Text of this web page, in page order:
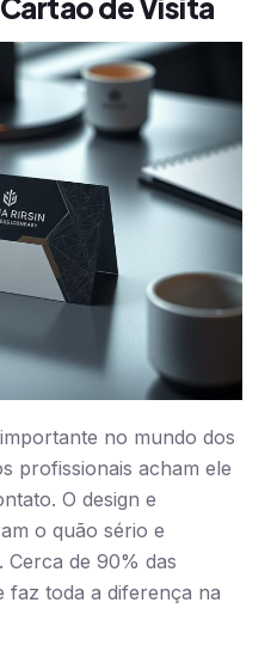
de Visita
no mundo dos
profissionais acham ele
O design e
o quão sério e
Cerca de 90% das
faz toda a diferença na